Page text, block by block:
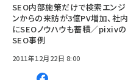
SEO内部施策だけで検索エンジ
ンからの来訪が3億PV増加、社内
にSEOノウハウも蓄積／pixivの
SEO事例
2011年12月22日 8:00